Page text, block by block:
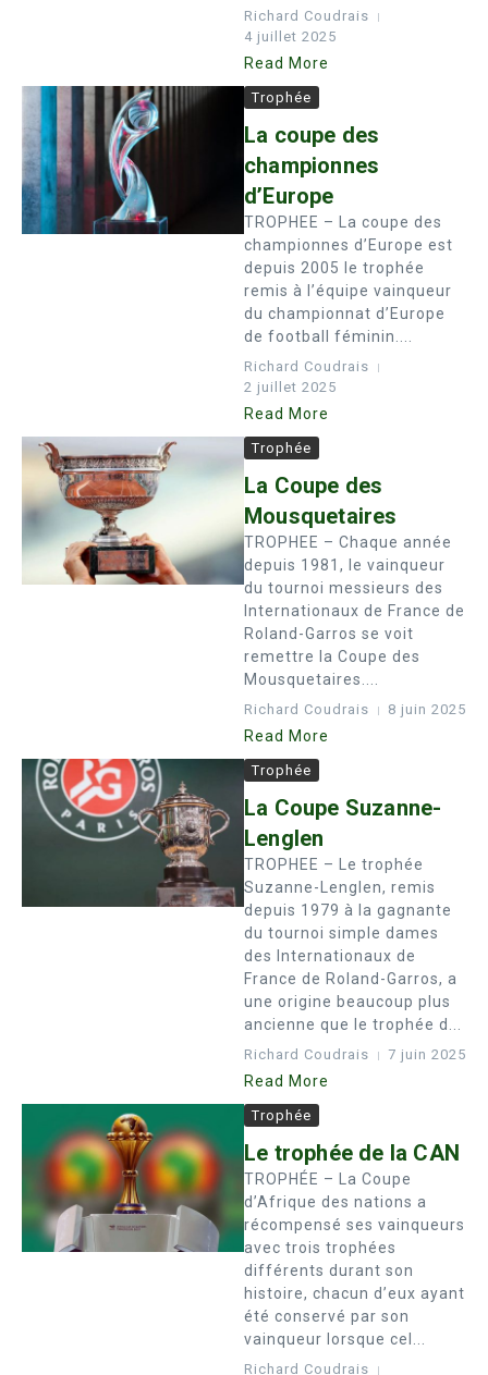
Richard Coudrais
4 juillet 2025
Read More
Trophée
La coupe des
championnes
d’Europe
TROPHEE – La coupe des
championnes d’Europe est
depuis 2005 le trophée
remis à l’équipe vainqueur
du championnat d’Europe
de football féminin....
Richard Coudrais
2 juillet 2025
Read More
Trophée
La Coupe des
Mousquetaires
TROPHEE – Chaque année
depuis 1981, le vainqueur
du tournoi messieurs des
Internationaux de France de
Roland-Garros se voit
remettre la Coupe des
Mousquetaires....
Richard Coudrais 8 juin 2025
Read More
Trophée
La Coupe Suzanne-
Lenglen
TROPHEE – Le trophée
Suzanne-Lenglen, remis
depuis 1979 à la gagnante
du tournoi simple dames
des Internationaux de
France de Roland-Garros, a
une origine beaucoup plus
ancienne que le trophée d...
Richard Coudrais 7 juin 2025
Read More
Trophée
Le trophée de la CAN
TROPHÉE – La Coupe
d’Afrique des nations a
récompensé ses vainqueurs
avec trois trophées
différents durant son
histoire, chacun d’eux ayant
été conservé par son
vainqueur lorsque cel...
Richard Coudrais